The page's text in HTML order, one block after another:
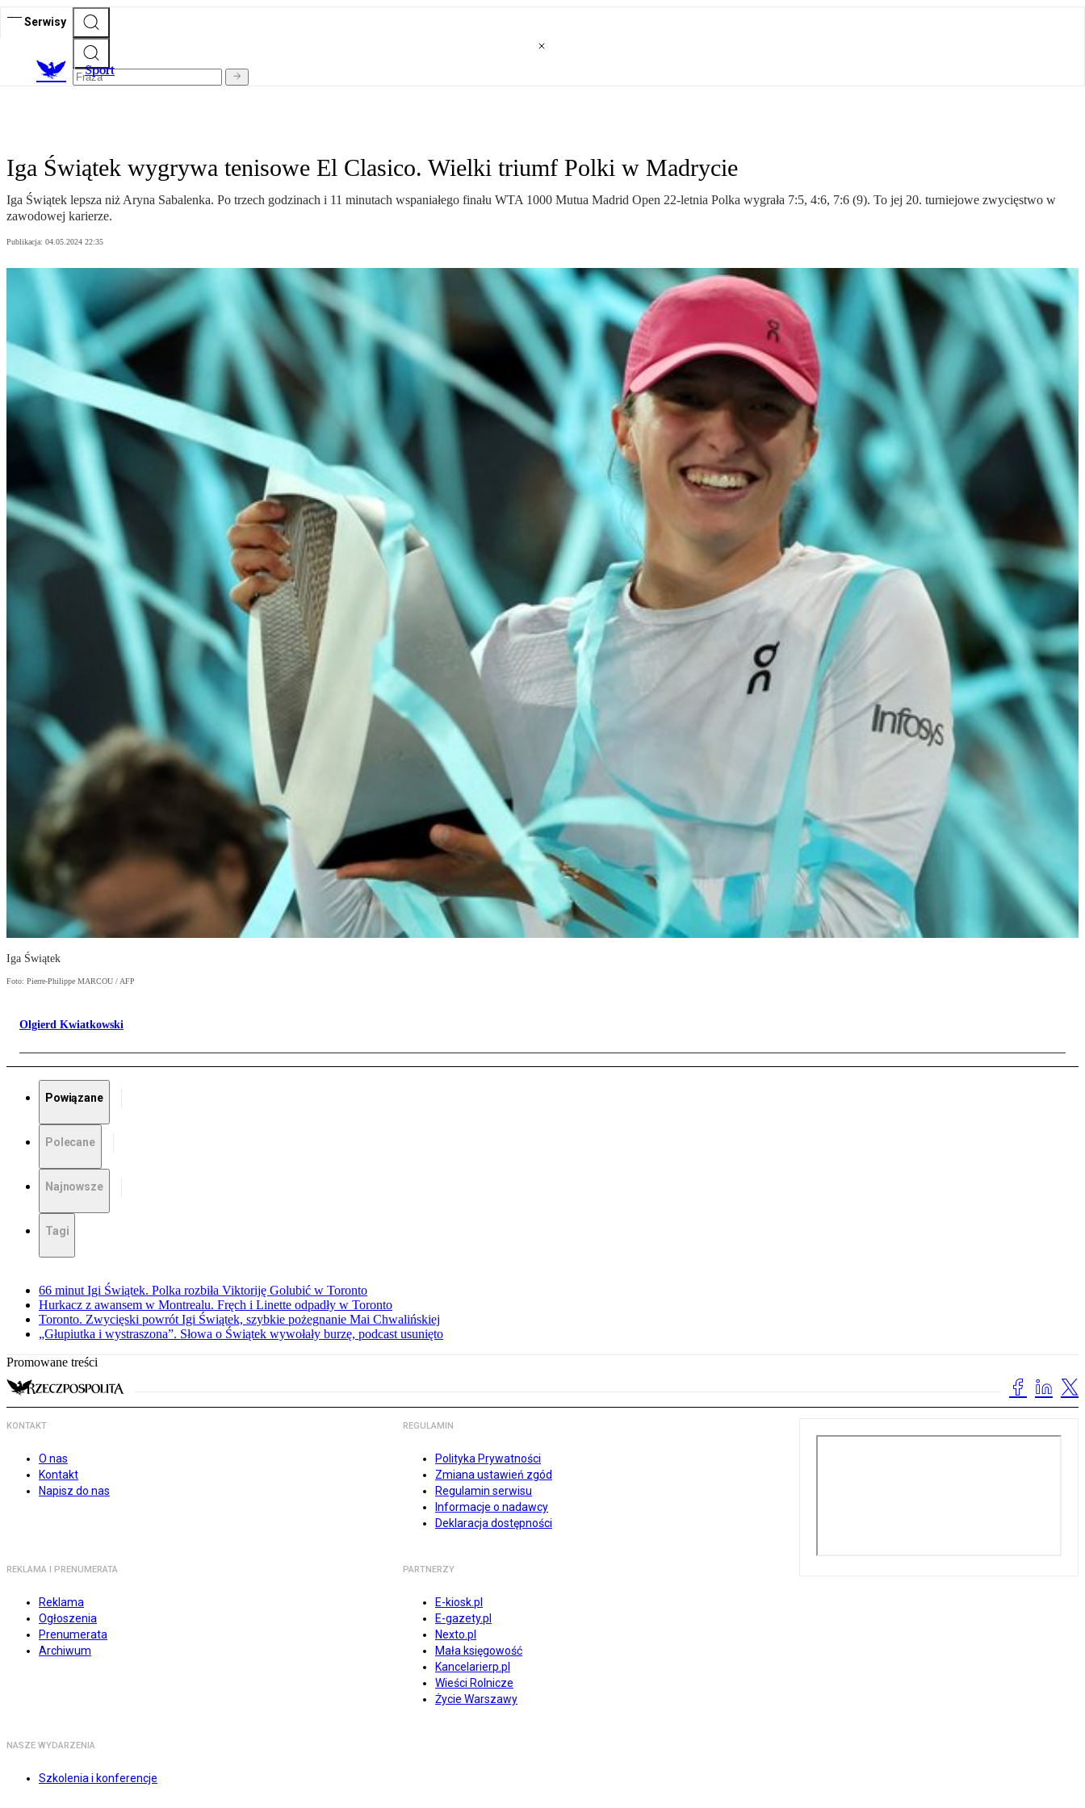
Serwisy
Sport
Iga Świątek wygrywa tenisowe El Clasico. Wielki triumf Polki w Madrycie
Iga Świątek lepsza niż Aryna Sabalenka. Po trzech godzinach i 11 minutach wspaniałego finału WTA 1000 Mutua Madrid Open 22-letnia Polka wygrała 7:5, 4:6, 7:6 (9). To jej 20. turniejowe zwycięstwo w
zawodowej karierze.
Publikacja: 04.05.2024 22:35
Iga Świątek
Foto: Pierre-Philippe MARCOU / AFP
Olgierd Kwiatkowski
Powiązane
Polecane
Najnowsze
Tagi
66 minut Igi Świątek. Polka rozbiła Viktoriję Golubić w Toronto
Hurkacz z awansem w Montrealu. Fręch i Linette odpadły w Toronto
Toronto. Zwycięski powrót Igi Świątek, szybkie pożegnanie Mai Chwalińskiej
„Głupiutka i wystraszona”. Słowa o Świątek wywołały burzę, podcast usunięto
Promowane treści
KONTAKT
O nas
Kontakt
Napisz do nas
REGULAMIN
Polityka Prywatności
Zmiana ustawień zgód
Regulamin serwisu
Informacje o nadawcy
Deklaracja dostępności
REKLAMA I PRENUMERATA
Reklama
Ogłoszenia
Prenumerata
Archiwum
PARTNERZY
E-kiosk.pl
E-gazety.pl
Nexto.pl
Mała księgowość
Kancelarierp.pl
Wieści Rolnicze
Życie Warszawy
NASZE WYDARZENIA
Szkolenia i konferencje